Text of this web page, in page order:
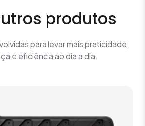
produtos
para levar mais praticidade,
e eficiência ao dia a dia.